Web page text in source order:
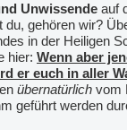
Unwissende auf
gehören wir?
in der Heiligen
hier: Wenn aber
er euch in aller
übernatürlich vom
geführt werden